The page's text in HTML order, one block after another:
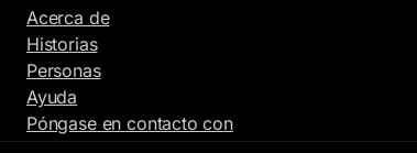
contenido
Acerca de
Historias
Personas
Ayuda
Póngase en contacto con